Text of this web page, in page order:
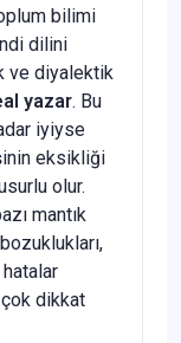
bilimi
dilini
ve diyalektik
yazar. Bu
iyiyse
eksikliği
olur.
mantık
dikkat